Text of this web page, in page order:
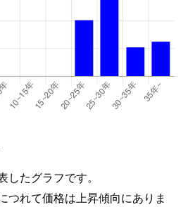
たグラフです。
つれて価格は上昇傾向にありま